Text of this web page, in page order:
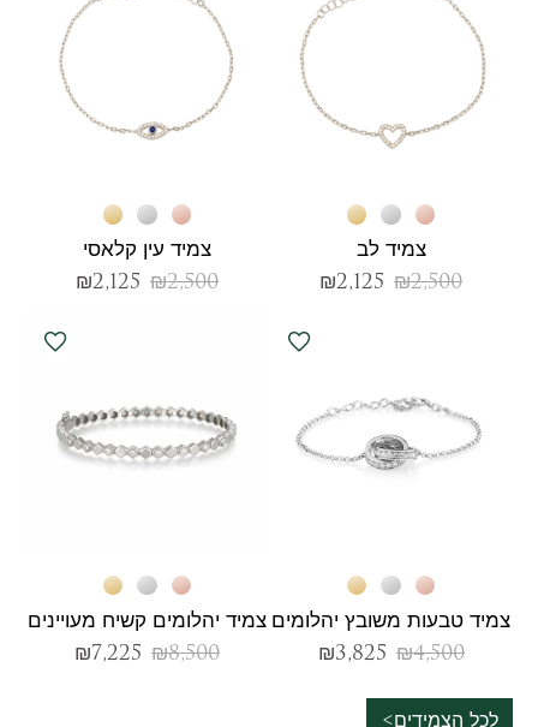
צמיד לב
₪2,500
₪2,125
צמיד עין קלאסי
₪2,500
₪2,125
צמיד טבעות משובץ יהלומים
₪4,500
₪3,825
צמיד יהלומים קשיח מעויינים
₪8,500
₪7,225
לכל הצמידים>